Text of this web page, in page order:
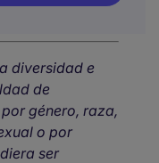
diversidad e
de
género, raza,
o por
ser